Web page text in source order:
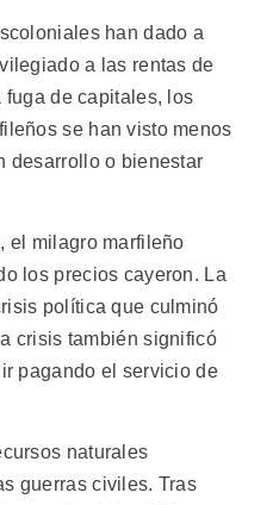
han dado a
a las rentas de
fuga de capitales, los
se han visto menos
desarrollo o bienestar
el milagro marfileño
los precios cayeron. La
política que culminó
crisis también significó
pagando el servicio de
naturales
guerras civiles. Tras